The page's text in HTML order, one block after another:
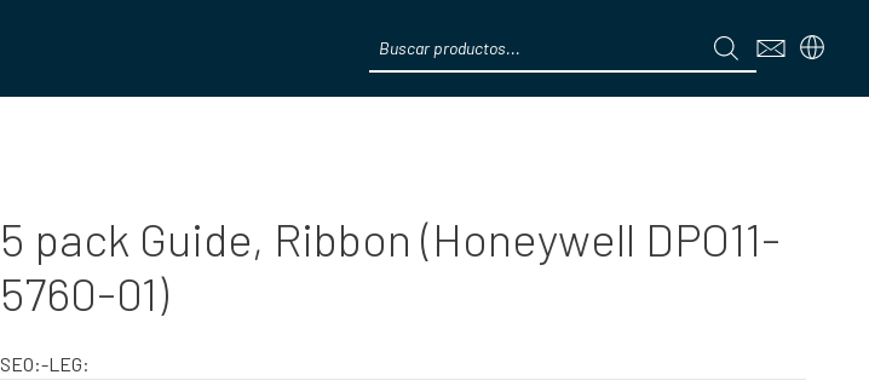
search
5 pack Guide, Ribbon (Honeywell DPO11-
5760-01)
SEO:-LEG: